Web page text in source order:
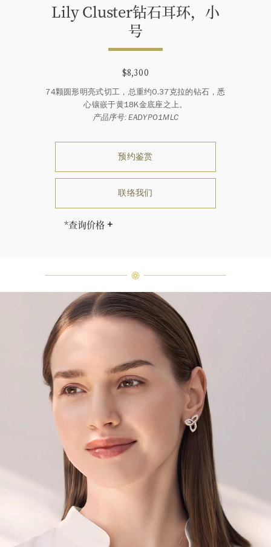
Lily Cluster钻石耳环，小
号
$8,300
74颗圆形明亮式切工，总重约0.37克拉的钻石，悉
心镶嵌于黄18K金底座之上。
产品序号: EADYPO1MLC
预约鉴赏
联络我们
*查询价格
宝石皆与众不同而采用独特镶嵌方
式，重量和宝石的等级亦不尽相同。
如有疑问，敬请咨询客户服务。